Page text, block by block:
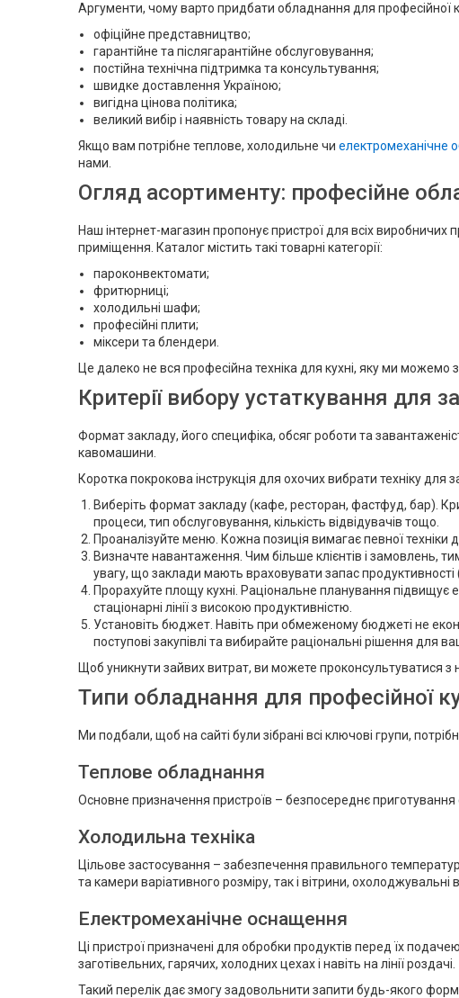
Аргументи, чому варто придбати обладнання для професійної
офіційне представництво;
гарантійне та післягарантійне обслуговування;
постійна технічна підтримка та консультування;
швидке доставлення Україною;
вигідна цінова політика;
великий вибір і наявність товару на складі.
Якщо вам потрібне теплове, холодильне чи електромеханічне
нами.
Огляд асортименту: професійне
Наш інтернет-магазин пропонує пристрої для всіх виробничих
приміщення. Каталог містить такі товарні категорії:
пароконвектомати;
фритюрниці;
холодильні шафи;
професійні плити;
міксери та блендери.
Це далеко не вся професійна техніка для кухні, яку ми
Критерії вибору устаткування для
Формат закладу, його специфіка, обсяг роботи та
кавомашини.
Коротка покрокова інструкція для охочих вибрати техніку для
Виберіть формат закладу (кафе, ресторан, фастфуд, бар).
процеси, тип обслуговування, кількість відвідувачів тощо.
Проаналізуйте меню. Кожна позиція вимагає певної техніки
Визначте навантаження. Чим більше клієнтів і замовлень,
увагу, що заклади мають враховувати запас продуктивності
Прорахуйте площу кухні. Раціональне планування
стаціонарні лінії з високою продуктивністю.
Установіть бюджет. Навіть при обмеженому бюджеті не
поступові закупівлі та вибирайте раціональні рішення для
Щоб уникнути зайвих витрат, ви можете проконсультуватися
Типи обладнання для професійної
Ми подбали, щоб на сайті були зібрані всі ключові групи,
Теплове обладнання
Основне призначення пристроїв – безпосереднє приготування
Холодильна техніка
Цільове застосування – забезпечення правильного
та камери варіативного розміру, так і вітрини, охолоджувальні
Електромеханічне оснащення
Ці пристрої призначені для обробки продуктів перед їх
заготівельних, гарячих, холодних цехах і навіть на лінії роздачі.
Такий перелік дає змогу задовольнити запити будь-якого